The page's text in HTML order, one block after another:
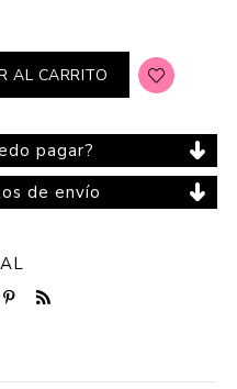
AL CARRITO
pagar?
de envío